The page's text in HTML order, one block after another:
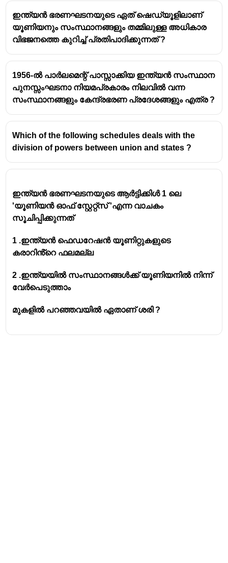
ഇന്ത്യൻ ഭരണഘടനയുടെ ഏത് ഷെഡ്യൂളിലാണ്
യൂണിയനും സംസ്ഥാനങ്ങളും തമ്മിലുള്ള അധികാര
വിഭജനത്തെ കുറിച്ച് പ്രതിപാദിക്കുന്നത് ?
1956-ൽ പാർലമെന്റ് പാസ്സാക്കിയ ഇന്ത്യൻ സംസ്ഥാന
പുനസ്സംഘടനാ നിയമപ്രകാരം നിലവിൽ വന്ന
സംസ്ഥാനങ്ങളും കേന്ദ്രഭരണ പ്രദേശങ്ങളും എത്ര ?
Which of the following schedules deals with the
division of powers between union and states ?
ഇന്ത്യൻ ഭരണഘടനയുടെ ആർട്ടിക്കിൾ 1 ലെ
'യൂണിയൻ ഓഫ് സ്റ്റേറ്റ്സ് 'എന്ന വാചകം
സൂചിപ്പിക്കുന്നത്
1 .ഇന്ത്യൻ ഫെഡറേഷൻ യൂണിറ്റുകളുടെ
കരാറിൻ്റെ ഫലമല്ല
2 .ഇന്ത്യയിൽ സംസ്ഥാനങ്ങൾക്ക് യൂണിയനിൽ നിന്ന്
വേർപെടുത്താം
മുകളിൽ പറഞ്ഞവയിൽ ഏതാണ് ശരി ?